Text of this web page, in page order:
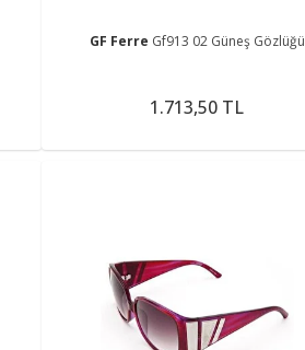
GF Ferre Gf913 02 Güneş Gözlüğü
1.713,50 TL